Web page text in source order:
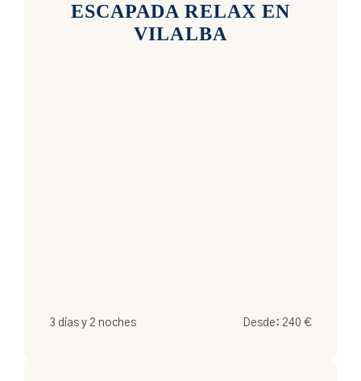
ESCAPADA RELAX EN
VILALBA
3 días y 2 noches Desde: 240 €